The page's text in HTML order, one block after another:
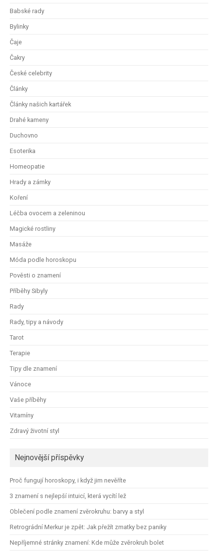
Babské rady
Bylinky
Čaje
Čakry
České celebrity
Články
Články našich kartářek
Drahé kameny
Duchovno
Esoterika
Homeopatie
Hrady a zámky
Koření
Léčba ovocem a zeleninou
Magické rostliny
Masáže
Móda podle horoskopu
Pověsti o znamení
Příběhy Sibyly
Rady
Rady, tipy a návody
Tarot
Terapie
Tipy dle znamení
Vánoce
Vaše příběhy
Vitamíny
Zdravý životní styl
Nejnovější příspěvky
Proč fungují horoskopy, i když jim nevěříte
3 znamení s nejlepší intuicí, která vycítí lež
Oblečení podle znamení zvěrokruhu: barvy a styl
Retrográdní Merkur je zpět: Jak přežít zmatky bez paniky
Nepříjemné stránky znamení: Kde může zvěrokruh bolet